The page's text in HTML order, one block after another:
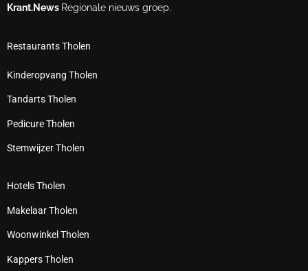
Krant.News Regionale nieuws groep.
Restaurants Tholen
Kinderopvang Tholen
Tandarts Tholen
Pedicure Tholen
Stemwijzer Tholen
Hotels Tholen
Makelaar Tholen
Woonwinkel Tholen
Kappers Tholen